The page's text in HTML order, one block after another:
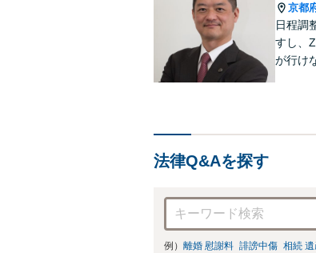
京都
日程調
すし、
が行け
法律Q&Aを探す
例） 離婚 慰謝料 誹謗中傷 相続 遺